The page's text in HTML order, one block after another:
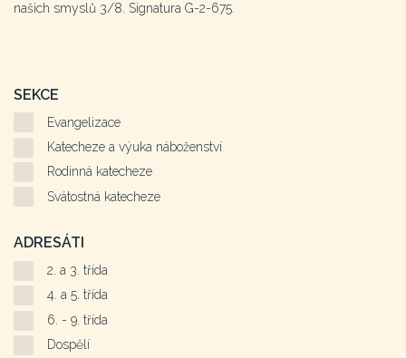
našich smyslů 3/8. Signatura G-2-675.
SEKCE
Evangelizace
Katecheze a výuka náboženství
Rodinná katecheze
Svátostná katecheze
ADRESÁTI
2. a 3. třída
4. a 5. třída
6. - 9. třída
Dospělí